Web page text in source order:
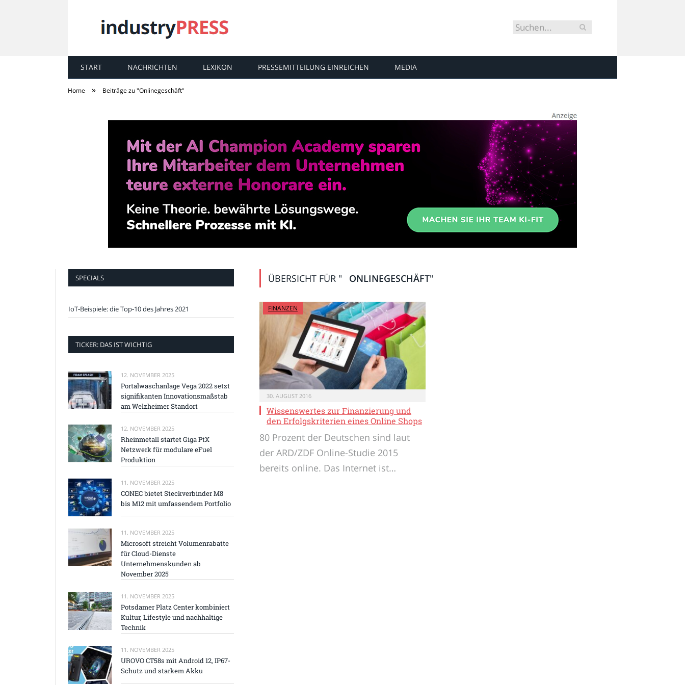
industryPRESS
START NACHRICHTEN LEXIKON PRESSEMITTEILUNG EINREICHEN MEDIA
Home » Beiträge zu "Onlinegeschäft"
ÜBERSICHT FÜR " ONLINEGESCHÄFT"
FINANZEN
30. AUGUST 2016
Wissenswertes zur Finanzierung und
den Erfolgskriterien eines Online Shops
80 Prozent der Deutschen sind laut
der ARD/ZDF Online-Studie 2015
bereits online. Das Internet ist…
SPECIALS
IoT-Beispiele: die Top-10 des Jahres 2021
TICKER: DAS IST WICHTIG
12. NOVEMBER 2025
Portalwaschanlage Vega 2022 setzt
signifikanten Innovationsmaßstab
am Welzheimer Standort
12. NOVEMBER 2025
Rheinmetall startet Giga PtX
Netzwerk für modulare eFuel
Produktion
11. NOVEMBER 2025
CONEC bietet Steckverbinder M8
bis M12 mit umfassendem Portfolio
11. NOVEMBER 2025
Microsoft streicht Volumenrabatte
für Cloud-Dienste
Unternehmenskunden ab
November 2025
11. NOVEMBER 2025
Potsdamer Platz Center kombiniert
Kultur, Lifestyle und nachhaltige
Technik
11. NOVEMBER 2025
UROVO CT58s mit Android 12, IP67-
Schutz und starkem Akku